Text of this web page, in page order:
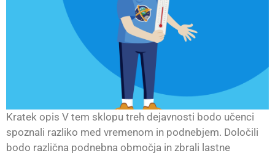
Kratek opis V tem sklopu treh dejavnosti bodo učenci
spoznali razliko med vremenom in podnebjem. Določili
bodo različna podnebna območja in zbrali lastne